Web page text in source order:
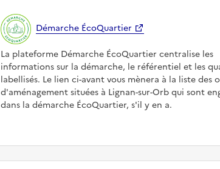
Démarche ÉcoQuartier
La plateforme Démarche ÉcoQuartier centralise les
informations sur la démarche, le référentiel et les
labellisés. Le lien ci-avant vous mènera à la liste des
d'aménagement situées à Lignan-sur-Orb qui sont
dans la démarche ÉcoQuartier, s'il y en a.